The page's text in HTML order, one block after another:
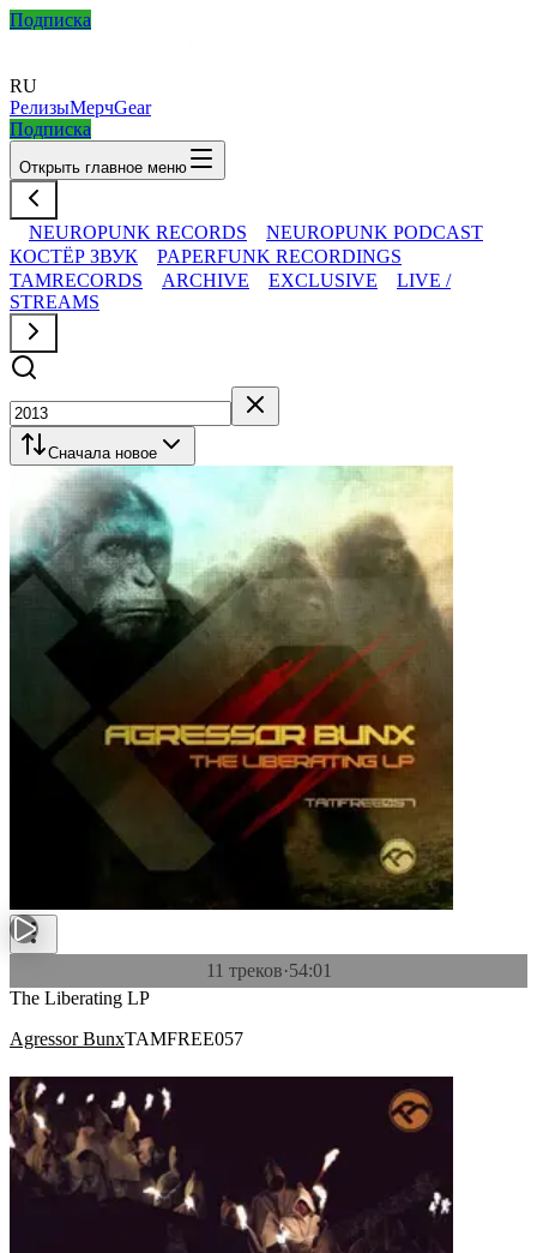
Подписка
RU
РелизыМерчGear
Подписка
Открыть главное меню
NEUROPUNK RECORDS
NEUROPUNK PODCAST
КОСТЁР ЗВУК
PAPERFUNK RECORDINGS
TAMRECORDS
ARCHIVE EXCLUSIVE
LIVE /
STREAMS
Сначала новое
11 треков·54:01
The Liberating LP
Agressor BunxTAMFREE057